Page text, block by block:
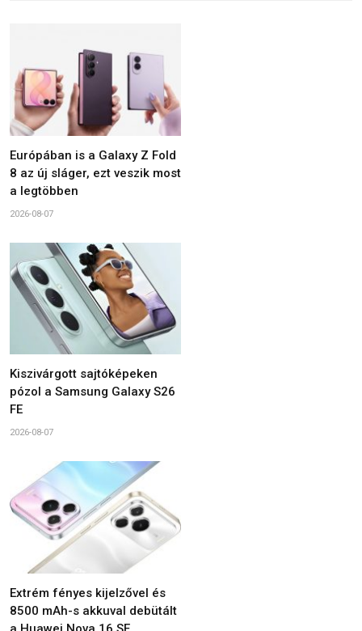
Európában is a Galaxy Z Fold
8 az új sláger, ezt veszik most
a legtöbben
2026-08-07
Kiszivárgott sajtóképeken
pózol a Samsung Galaxy S26
FE
2026-08-07
Extrém fényes kijelzővel és
8500 mAh-s akkuval debütált